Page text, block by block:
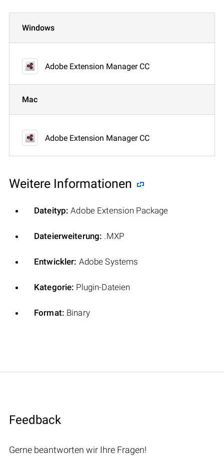
Windows
Adobe Extension Manager CC
Mac
Adobe Extension Manager CC
Weitere Informationen
Dateityp: Adobe Extension Package
Dateierweiterung: .MXP
Entwickler: Adobe Systems
Kategorie: Plugin-Dateien
Format: Binary
Feedback
Gerne beantworten wir Ihre Fragen!